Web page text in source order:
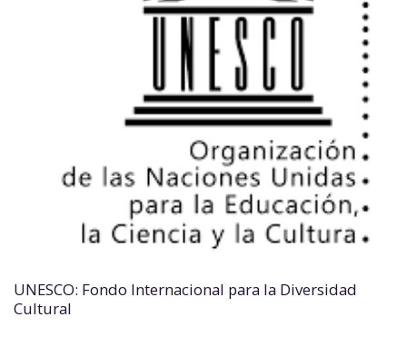
UNESCO: Fondo Internacional para la Diversidad
Cultural